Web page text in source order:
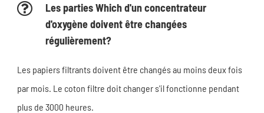
Les parties Which d'un concentrateur
d'oxygène doivent être changées
régulièrement?
Les papiers filtrants doivent être changés au moins deux fois
par mois. Le coton filtre doit changer s'il fonctionne pendant
plus de 3000 heures.